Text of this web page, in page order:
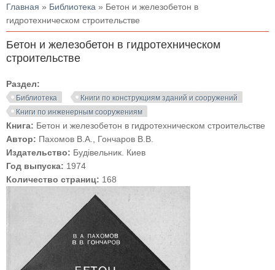
Вы здесь
Главная » Библиотека » Бетон и железобетон в
гидротехническом строительстве
Бетон и железобетон в гидротехническом
строительстве
Раздел:
Библиотека
Книги по конструкциям зданий и сооружений
Книги по инженерным сооружениям
Книга: Бетон и железобетон в гидротехническом строительстве
Автор: Пахомов В.А., Гончаров В.В.
Издательство: Будiвельник. Киев
Год выпуска: 1974
Количество страниц: 168